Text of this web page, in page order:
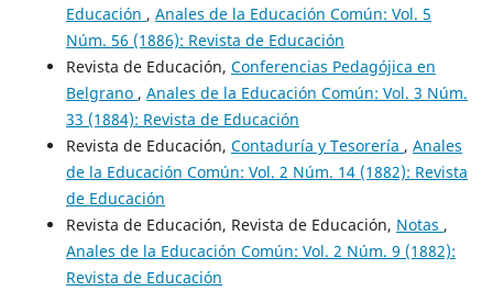
Educación , Anales de la Educación Común: Vol. 5
Núm. 56 (1886): Revista de Educación
Revista de Educación, Conferencias Pedagójica en
Belgrano , Anales de la Educación Común: Vol. 3 Núm.
33 (1884): Revista de Educación
Revista de Educación, Contaduría y Tesorería , Anales
de la Educación Común: Vol. 2 Núm. 14 (1882): Revista
de Educación
Revista de Educación, Revista de Educación, Notas ,
Anales de la Educación Común: Vol. 2 Núm. 9 (1882):
Revista de Educación